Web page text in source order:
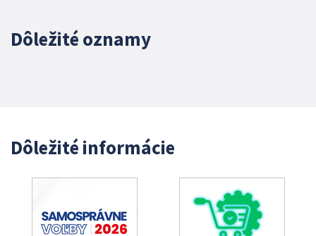
Dôležité oznamy
Dôležité informácie